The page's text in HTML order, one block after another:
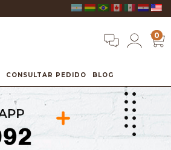
0
CONSULTAR PEDIDO BLOG